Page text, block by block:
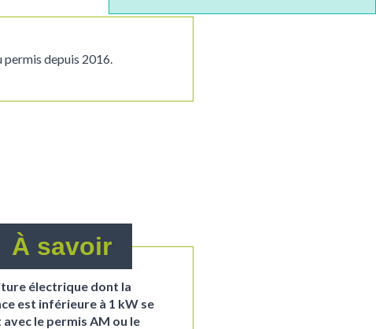
permis depuis 2016.
À savoir
électrique dont la
est inférieure à 1 kW se
le permis AM ou le